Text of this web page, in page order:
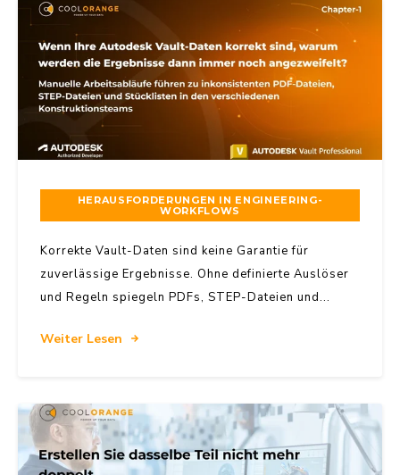
HERAUSFORDERUNGEN IN ENGINEERING-
WORKFLOWS
Korrekte Vault-Daten sind keine Garantie für
zuverlässige Ergebnisse. Ohne definierte Auslöser
und Regeln spiegeln PDFs, STEP-Dateien und...
Weiter Lesen